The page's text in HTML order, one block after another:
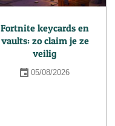
Fortnite keycards en
vaults: zo claim je ze
veilig
05/08/2026